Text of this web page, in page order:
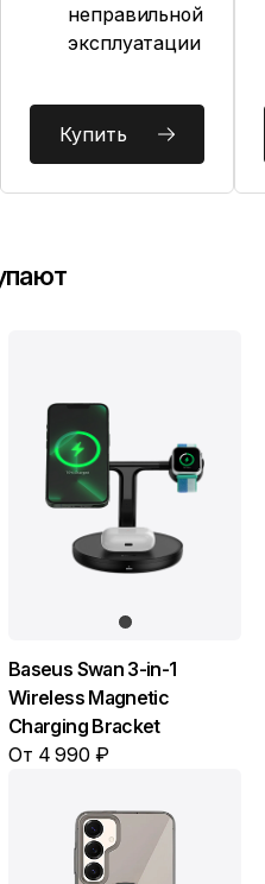
неправильной
эксплуатации
Купить
Baseus Swan 3-in-1
Wireless Magnetic
Charging Bracket
От 4 990 ₽